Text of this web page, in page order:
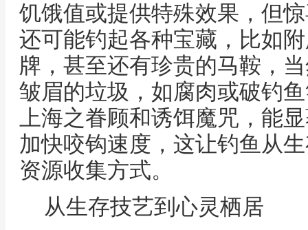
饥饿值或提供特殊效果，但
还可能钓起各种宝藏，比如
牌，甚至还有珍贵的马鞍，
皱眉的垃圾，如腐肉或破钓
上海之眷顾和诱饵魔咒，能
加快咬钩速度，这让钓鱼从
资源收集方式。
从生存技艺到心灵栖居